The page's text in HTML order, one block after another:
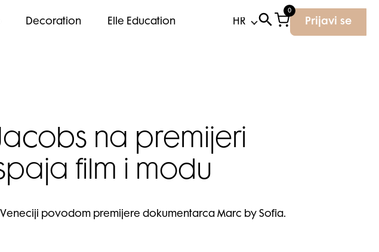
Decoration Elle Education
0
Prijavi se
na premijeri
film i modu
povodom premijere dokumentarca Marc by Sofia.